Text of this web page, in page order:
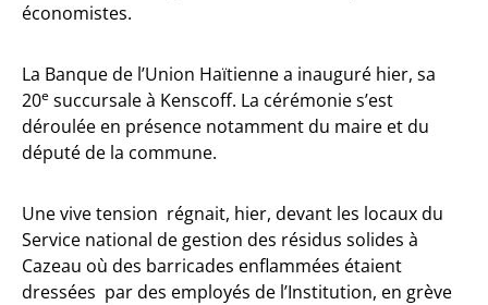
économistes.
La Banque de l’Union Haïtienne a inauguré hier, sa
20e succursale à Kenscoff. La cérémonie s’est
déroulée en présence notamment du maire et du
député de la commune.
Une vive tension régnait, hier, devant les locaux du
Service national de gestion des résidus solides à
Cazeau où des barricades enflammées étaient
dressées par des employés de l’Institution, en grève